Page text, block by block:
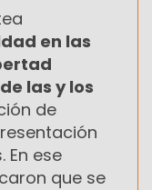
en las
las y los
de
En ese
que se